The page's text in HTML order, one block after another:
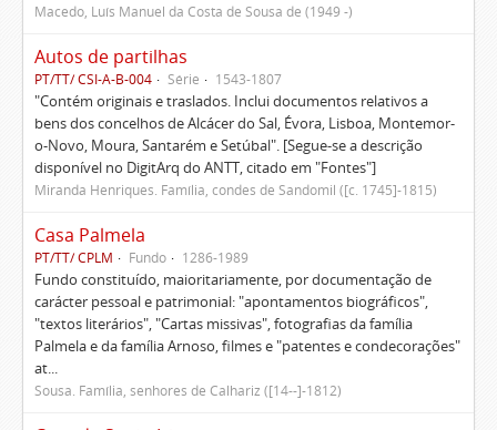
Macedo, Luís Manuel da Costa de Sousa de (1949 -)
Autos de partilhas
PT/TT/ CSI-A-B-004 Série 1543-1807
"Contém originais e traslados. Inclui documentos relativos a
bens dos concelhos de Alcácer do Sal, Évora, Lisboa, Montemor-
o-Novo, Moura, Santarém e Setúbal". [Segue-se a descrição
disponível no DigitArq do ANTT, citado em "Fontes"]
Miranda Henriques. Família, condes de Sandomil ([c. 1745]-1815)
Casa Palmela
PT/TT/ CPLM Fundo 1286-1989
Fundo constituído, maioritariamente, por documentação de
carácter pessoal e patrimonial: "apontamentos biográficos",
"textos literários", "Cartas missivas", fotografias da família
Palmela e da família Arnoso, filmes e "patentes e condecorações"
at...
Sousa. Família, senhores de Calhariz ([14--]-1812)